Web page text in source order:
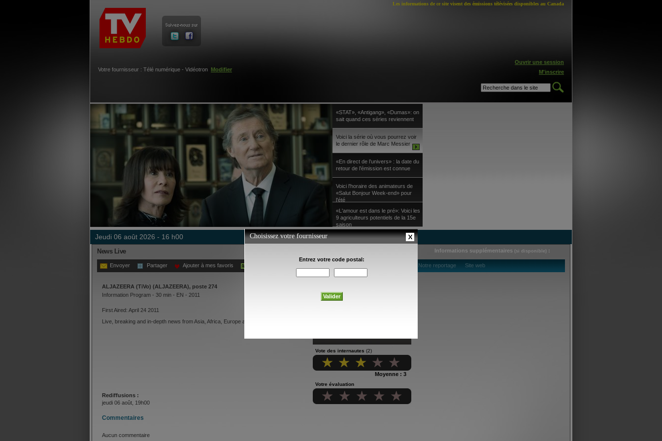
Les informations de ce site visent des émissions télévisées disponibles au Canada
Votre fournisseur : Télé numérique - Vidéotron Modifier
Ouvrir une session
M'inscrire
«STAT», «Antigang», «Dumas»: on
sait quand ces séries reviennent
Voici la série où vous pourrez voir
le dernier rôle de Marc Messier
«En direct de l’univers» : la date du
retour de l’émission est connue
Voici l'horaire des animateurs de
«Salut Bonjour Week-end» pour
l'été
«L'amour est dans le pré»: Voici les
9 agriculteurs potentiels de la 15e
saison
jeudi 06 août 2026 - 16 h00
News Live Informations supplémentaires (si disponible) :
Envoyer Partager Ajouter à mes favoris Notre reportage Site web
ALJAZEERA (TiVo) (ALJAZEERA), poste 274
Information Program - 30 min - EN - 2011
First Aired: April 24 2011
Live, breaking and in-depth news from Asia, Africa, Europe and the Americas.
Rediffusions :
jeudi 06 août, 19h00
Commentaires
Aucun commentaire
Vote des internautes (2)
Moyenne : 3
Votre évaluation